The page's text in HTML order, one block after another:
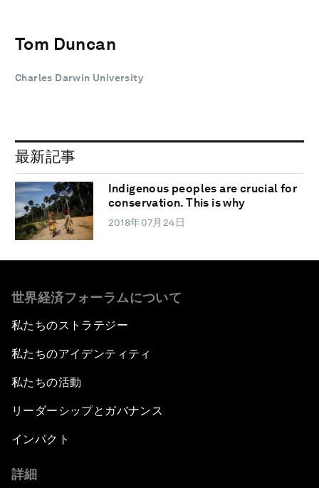
Tom Duncan
Charles Darwin University
最新記事
Indigenous peoples are crucial for
conservation. This is why
2018年07月24日
世界経済フォーラムについて
私たちのストラテジー
私たちのアイデンティティ
私たちの活動
リーダーシップとガバナンス
インパクト
詳細